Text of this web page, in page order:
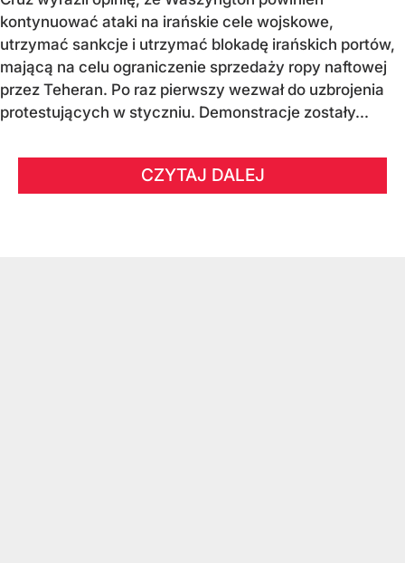
kontynuować ataki na irańskie cele wojskowe,
utrzymać sankcje i utrzymać blokadę irańskich portów,
mającą na celu ograniczenie sprzedaży ropy naftowej
przez Teheran. Po raz pierwszy wezwał do uzbrojenia
protestujących w styczniu. Demonstracje zostały...
CZYTAJ DALEJ